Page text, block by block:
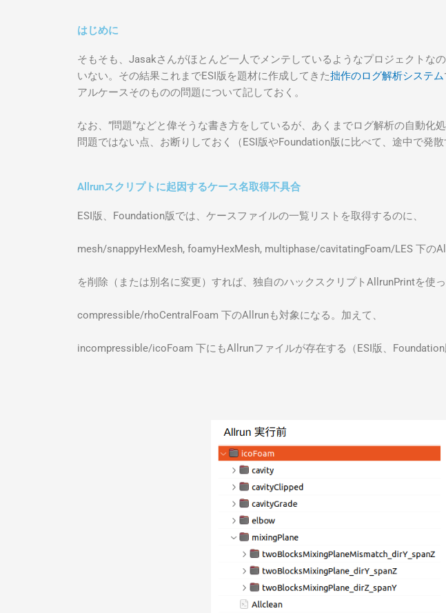
はじめに
そもそも、Jasakさんがほとんど一人でメンテしているようなプロジェクトなの
いない。その結果これまでESI版を題材に作成してきた拙作のログ解析システム
アルケースそのものの問題について記しておく。
なお、”問題”などと偉そうな書き方をしているが、あくまでログ解析の自動
問題ではない点、お断りしておく（ESI版やFoundation版に比べて、途中で発
Allrunスクリプトに起因するケース名取得不具合
ESI版、Foundation版では、ケースファイルの一覧リストを取得するのに、
mesh/snappyHexMesh, foamyHexMesh, multiphase/cavitatingFoam/LES 下の
を削除（または別名に変更）すれば、独自のハックスクリプトAllrunPrintを使
compressible/rhoCentralFoam 下のAllrunも対象になる。加えて、
incompressible/icoFoam 下にもAllrunファイルが存在する（ESI版、